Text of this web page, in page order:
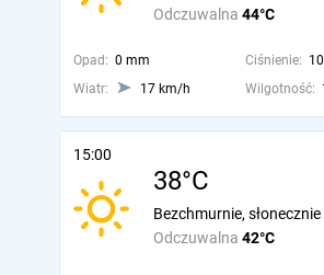
Odczuwalna 44°C
Opad: 0 mm Ciśnienie:
Wiatr:
17 km/h Wilgotność:
15:00
38°C
Odczuwalna 42°C
Bezchmurnie, słonecznie